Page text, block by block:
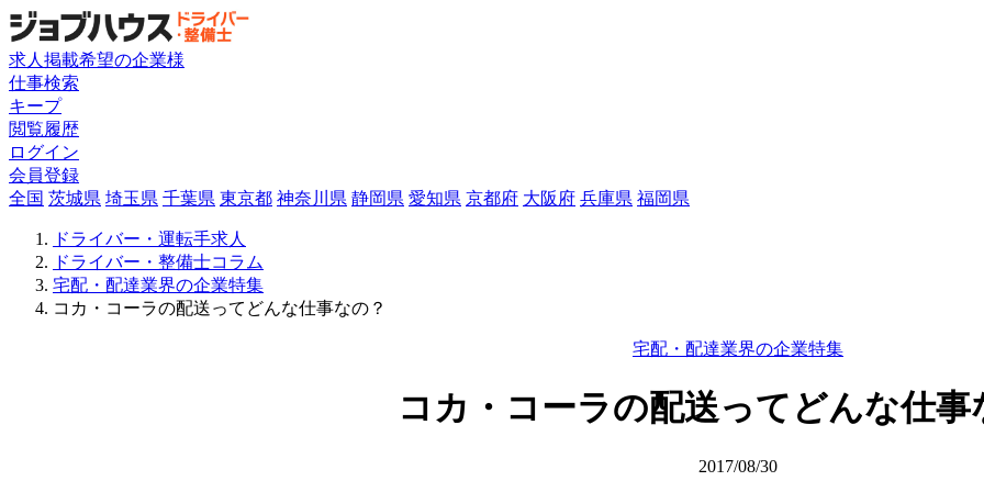
求人掲載希望の企業様
仕事検索
キープ
閲覧履歴
ログイン
会員登録
全国 茨城県 埼玉県 千葉県 東京都 神奈川県 静岡県 愛知県 京都府 大阪府 兵庫県 福岡県
ドライバー・運転手求人
ドライバー・整備士コラム
宅配・配達業界の企業特集
コカ・コーラの配送ってどんな仕事なの？
宅配・配達業界の企業特集
コカ・コーラの配送ってどんな仕事
2017/08/30